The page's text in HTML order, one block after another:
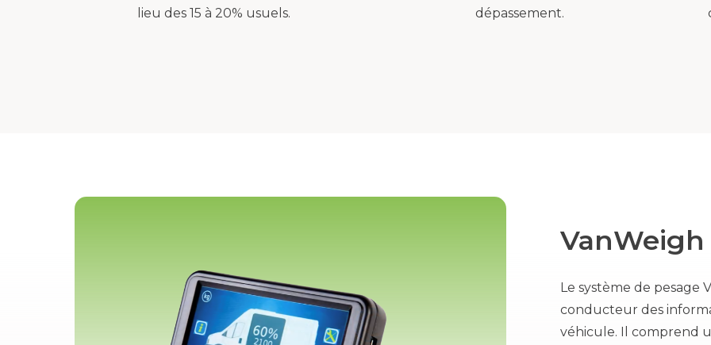
lieu des 15 à 20% usuels.
dépassement.
VanWeigh
Le système de pesage
conducteur des
véhicule. Il comprend